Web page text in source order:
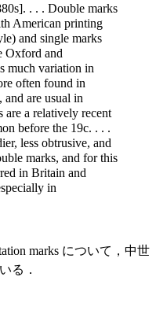
. . . Double marks
American printing
and single marks
Oxford and
much variation in
often found in
and are usual in
a relatively recent
before the 19c. . . .
less obtrusive, and
marks, and for this
in Britain and
in
marks について，中世
る．